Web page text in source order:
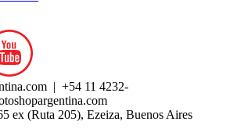
| +54 11 4232-
ex (Ruta 205), Ezeiza, Buenos Aires